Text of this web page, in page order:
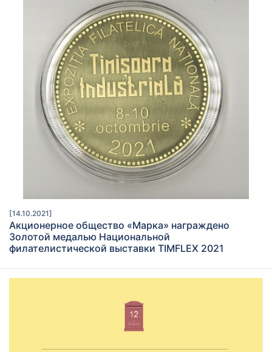
[14.10.2021]
Акционерное общество «Марка» награждено
Золотой медалью Национальной
филателистической выставки TIMFLEX 2021